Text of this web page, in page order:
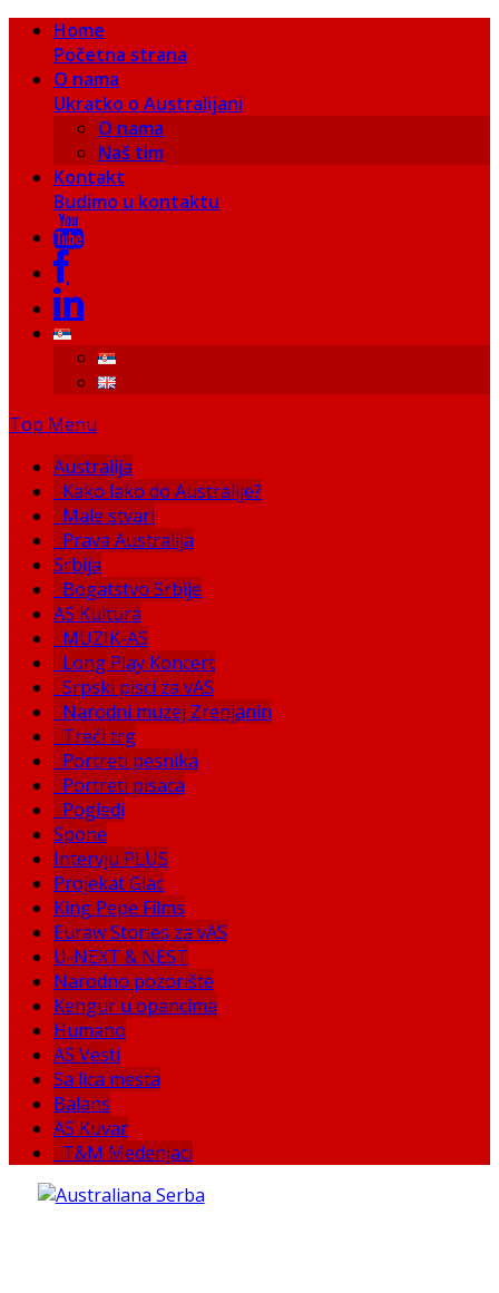
Home
Početna strana
O nama
Ukratko o Australijani
O nama
Naš tim
Kontakt
Budimo u kontaktu
Top Menu
Australija
Kako lako do Australije?
Male stvari
Prava Australija
Srbija
Bogatstvo Srbije
AS Kultura
MUZIK-AS
Long Play Koncert
Srpski pisci za vAS
Narodni muzej Zrenjanin
Treći trg
Portreti pesnika
Portreti pisaca
Pogledi
Spone
Intervju PLUS
Projekat Glac
King Pepe Films
Euraw Stories za vAS
U-NEXT & NEST
Narodno pozorište
Kengur u opancima
Humano
AS Vesti
Sa lica mesta
Balans
AS Kuvar
T&M Medenjaci